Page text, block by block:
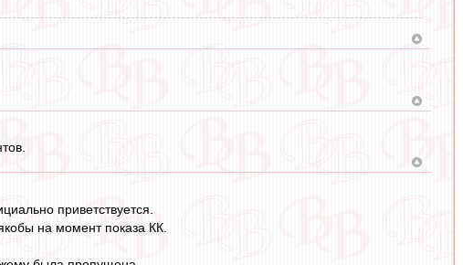
приветствуется.
на момент показа КК.